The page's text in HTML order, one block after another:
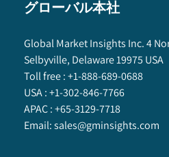
グローバル本社
Global Market Insights Inc. 4
Selbyville, Delaware 19975 USA
Toll free :+1-888-689-0688
USA :+1-302-846-7766
APAC :+65-3129-7718
Email:sales@gminsights.com